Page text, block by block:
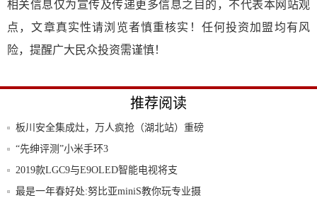
相关信息仅为宣传及传递更多信息之目的，不代表本网站观
点，文章真实性请浏览者慎重核实！任何投资加盟均有风
险，提醒广大民众投资需谨慎！
推荐阅读
板川安全集成灶，万人疯抢（湖北站）重磅
来袭，
“先绅评测”小米手环3
2019款LGC9与E9OLED智能电视将支
最是一年春好处:努比亚miniS教你玩专业摄